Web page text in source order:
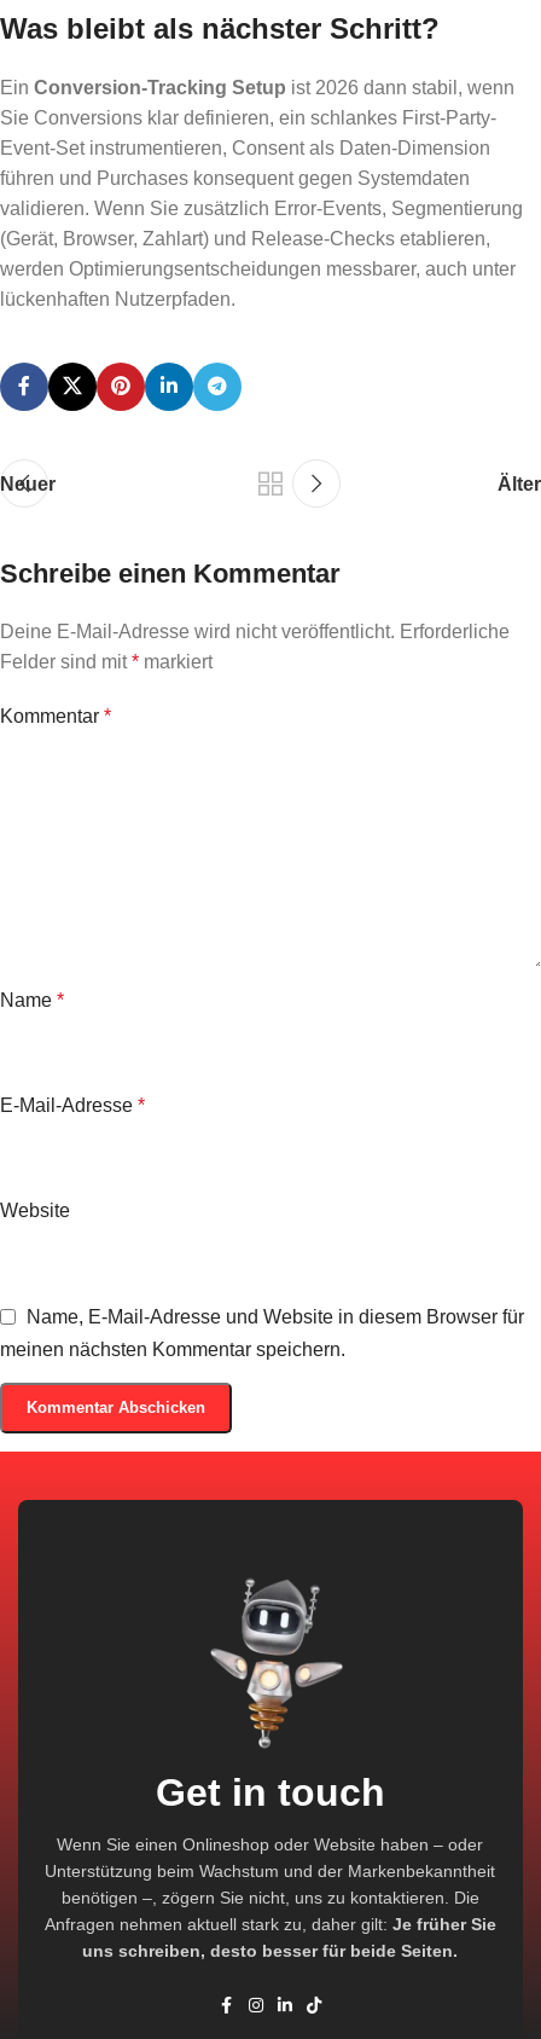
Was bleibt als nächster Schritt?
Ein Conversion-Tracking Setup ist 2026 dann stabil, wenn
Sie Conversions klar definieren, ein schlankes First-Party-
Event-Set instrumentieren, Consent als Daten-Dimension
führen und Purchases konsequent gegen Systemdaten
validieren. Wenn Sie zusätzlich Error-Events, Segmentierung
(Gerät, Browser, Zahlart) und Release-Checks etablieren,
werden Optimierungsentscheidungen messbarer, auch unter
lückenhaften Nutzerpfaden.
Neuer Älter
Schreibe einen Kommentar
Deine E-Mail-Adresse wird nicht veröffentlicht. Erforderliche
Felder sind mit* markiert
Kommentar *
Name *
E-Mail-Adresse *
Website
Name, E-Mail-Adresse und Website in diesem Browser für
meinen nächsten Kommentar speichern.
Get in touch
Wenn Sie einen Onlineshop oder Website haben – oder
Unterstützung beim Wachstum und der Markenbekanntheit
benötigen –, zögern Sie nicht, uns zu kontaktieren. Die
Anfragen nehmen aktuell stark zu, daher gilt: Je früher Sie
uns schreiben, desto besser für beide Seiten.